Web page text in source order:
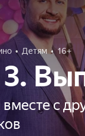
Детям 16+
с